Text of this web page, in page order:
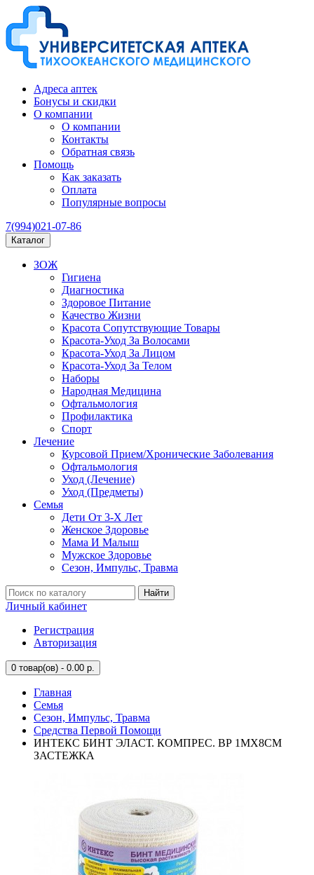
Адреса аптек
Бонусы и скидки
О компании
О компании
Контакты
Обратная связь
Помощь
Как заказать
Оплата
Популярные вопросы
7(994)021-07-86
Каталог
ЗОЖ
Гигиена
Диагностика
Здоровое Питание
Качество Жизни
Красота Сопутствующие Товары
Красота-Уход За Волосами
Красота-Уход За Лицом
Красота-Уход За Телом
Наборы
Народная Медицина
Офтальмология
Профилактика
Спорт
Лечение
Курсовой Прием/Хронические Заболевания
Офтальмология
Уход (Лечение)
Уход (Предметы)
Семья
Дети От 3-Х Лет
Женское Здоровье
Мама И Малыш
Мужское Здоровье
Сезон, Импульс, Травма
Найти
Личный кабинет
Регистрация
Авторизация
0 товар(ов) - 0.00 р.
Главная
Семья
Сезон, Импульс, Травма
Средства Первой Помощи
ИНТЕКС БИНТ ЭЛАСТ. КОМПРЕС. ВР 1МХ8СМ
ЗАСТЕЖКА